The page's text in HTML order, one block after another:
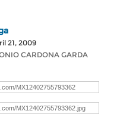
21, 2009
CARDONA GARDA